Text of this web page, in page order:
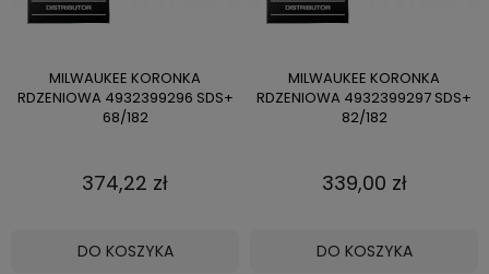
MILWAUKEE KORONKA
RDZENIOWA 4932399296 SDS+
68/182
374,22 zł
DO KOSZYKA
MILWAUKEE KORONKA
RDZENIOWA 4932399297 SDS+
82/182
339,00 zł
DO KOSZYKA